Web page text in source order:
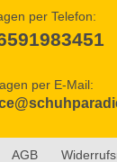
per Telefon:
per E-Mail:
AGB